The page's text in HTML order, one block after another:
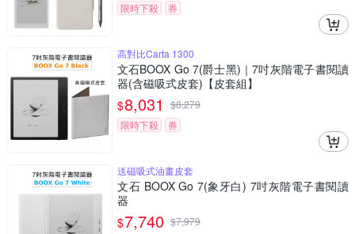
限時下殺
券
高對比Carta 1300
文石BOOX Go 7(爵士黑)｜7吋灰階電子書閱讀
器(含磁吸式皮套)【皮套組】
$8,031 $8,279
限時下殺
券
送磁吸式油畫皮套
文石 BOOX Go 7(象牙白) 7吋灰階電子書閱讀
器
$7,740 $7,979